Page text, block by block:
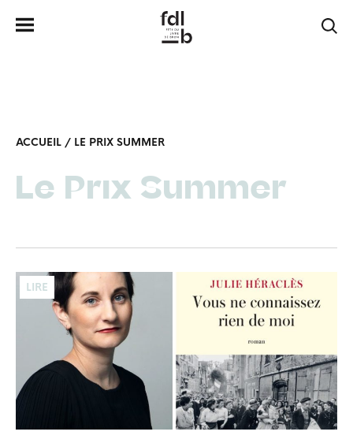
ACCUEIL / LE PRIX SUMMER
Le Prix Summer
LIRE